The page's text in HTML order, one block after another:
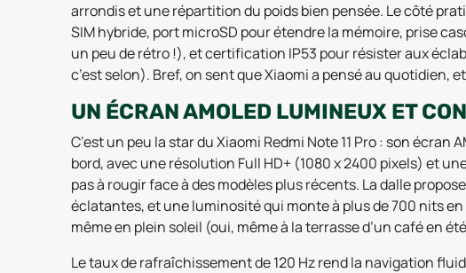
arrondis et une répartition du poids bien pensée. Le côté
SIM hybride, port microSD pour étendre la mémoire, prise
un peu de rétro !), et certification IP53 pour résister aux
c’est selon). Bref, on sent que Xiaomi a pensé au quotidien,
UN ÉCRAN AMOLED LUMINEUX ET
C’est un peu la star du Xiaomi Redmi Note 11 Pro : son écran
bord, avec une résolution Full HD+ (1080 x 2400 pixels) et
pas à rougir face à des modèles plus récents. La dalle
éclatantes, et une luminosité qui monte à plus de 700 nits
même en plein soleil (oui, même à la terrasse d’un café en
Le taux de rafraîchissement de 120 Hz rend la navigation